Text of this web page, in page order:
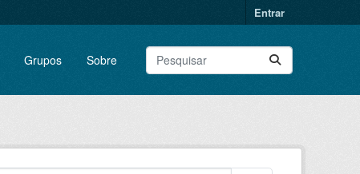
Entrar
Grupos Sobre